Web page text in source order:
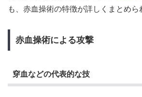
も、赤血操術の特徴が詳しくまとめら
赤血操術による攻撃
穿血などの代表的な技